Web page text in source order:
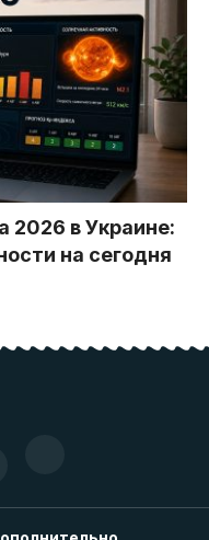
2026 в Украине:
на сегодня